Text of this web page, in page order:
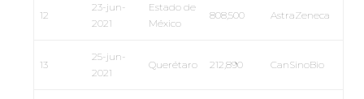
12
23-jun-
2021
Estado de
México
808,500 AstraZeneca
13
25-jun-
2021
Querétaro 212,890 CanSinoBio